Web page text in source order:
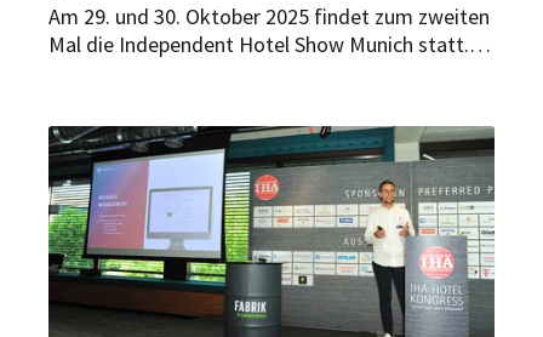
Am 29. und 30. Oktober 2025 findet zum zweiten
Mal die Independent Hotel Show Munich statt.
ausgezeichnet. Jetzt können Nominierungen
abgegeben werden.